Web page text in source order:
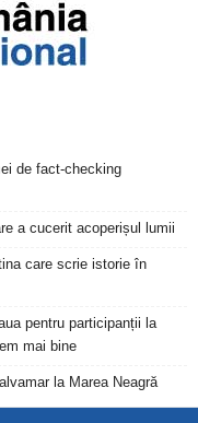
de fact-checking
a cucerit acoperișul lumii
care scrie istorie în
pentru participanții la
mai bine
la Marea Neagră